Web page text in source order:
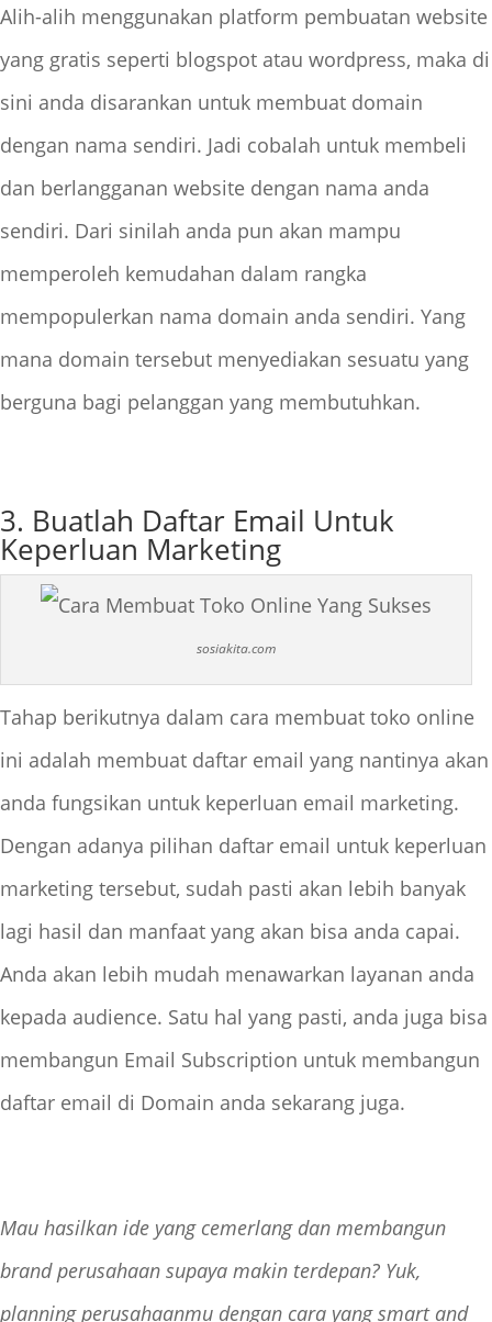
Alih-alih menggunakan platform pembuatan website
yang gratis seperti blogspot atau wordpress, maka di
sini anda disarankan untuk membuat domain
dengan nama sendiri. Jadi cobalah untuk membeli
dan berlangganan website dengan nama anda
sendiri. Dari sinilah anda pun akan mampu
memperoleh kemudahan dalam rangka
mempopulerkan nama domain anda sendiri. Yang
mana domain tersebut menyediakan sesuatu yang
berguna bagi pelanggan yang membutuhkan.
3. Buatlah Daftar Email Untuk
Keperluan Marketing
sosiakita.com
Tahap berikutnya dalam cara membuat toko online
ini adalah membuat daftar email yang nantinya akan
anda fungsikan untuk keperluan email marketing.
Dengan adanya pilihan daftar email untuk keperluan
marketing tersebut, sudah pasti akan lebih banyak
lagi hasil dan manfaat yang akan bisa anda capai.
Anda akan lebih mudah menawarkan layanan anda
kepada audience. Satu hal yang pasti, anda juga bisa
membangun Email Subscription untuk membangun
daftar email di Domain anda sekarang juga.
Mau hasilkan ide yang cemerlang dan membangun
brand perusahaan supaya makin terdepan? Yuk,
planning perusahaanmu dengan cara yang smart and